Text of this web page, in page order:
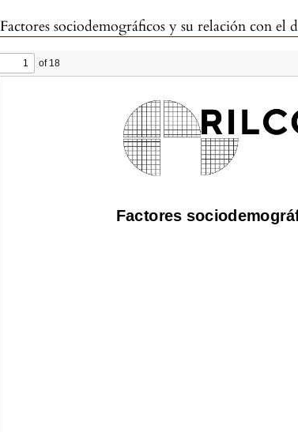
Volver a los detalles del artículo
Factores sociodemográficos y su relación con